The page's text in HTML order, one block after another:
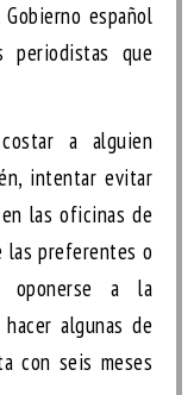
español
periodistas que
a alguien
intentar evitar
las oficinas de
las preferentes o
oponerse a la
algunas de
con seis meses